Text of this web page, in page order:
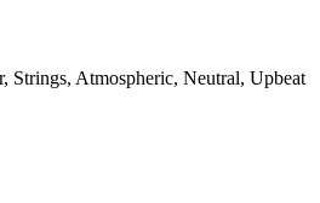
Strings, Atmospheric, Neutral, Upbeat